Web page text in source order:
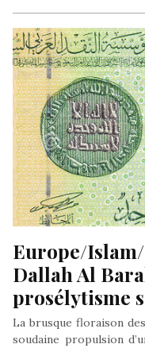
Europe/
Dallah Al
prosélytisme
La brusque floraison
soudaine propulsion